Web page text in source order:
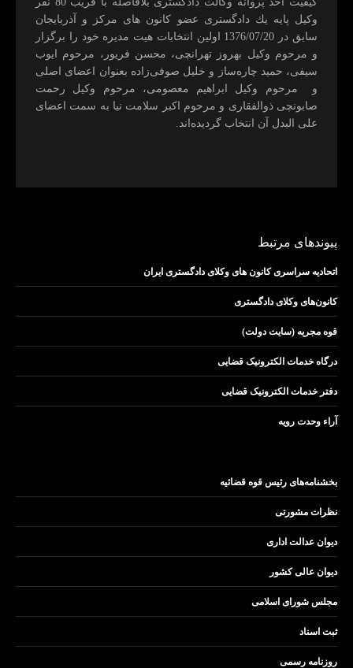
وكيل پايه يك دادگستری عضو كانون های مركز و آذربايجان
سابق در 1376/07/20 اولين انتخابات هيت مديره خود را برگزار
و مرحوم وکیل بهروز تهرانچی، محسن فريور، مرحوم ايوب
سيفی، حميد چاره‌ساز و خليل صوفی‌زاده بعنوان اعضای اصلی
و مرحوم وکیل ابراهيم معصومی، مرحوم وکیل رحمت
صابونچی ذوالفقاری و مرحوم اكبر سلامت نيا به سمت اعضای
علی البدل آن انتخاب گرديده‌اند.
پیوندهای مرتبط
اتحادیه سراسری کانون های وکلای دادگستری ایران
کانون‌های وکلای دادگستری
قوه مجریه (سایت دولت)
درگاه خدمات الکترونیک قضایی
دفتر خدمات الکترونیک قضایی
آراء وحدت رویه
بخشنامه‌های رئیس قوه قضائیه
نظرات مشورتی
دیوان عدالت اداری
دیوان عالی کشور
مجلس شورای اسلامی
ثبت اسناد
روزنامه رسمی